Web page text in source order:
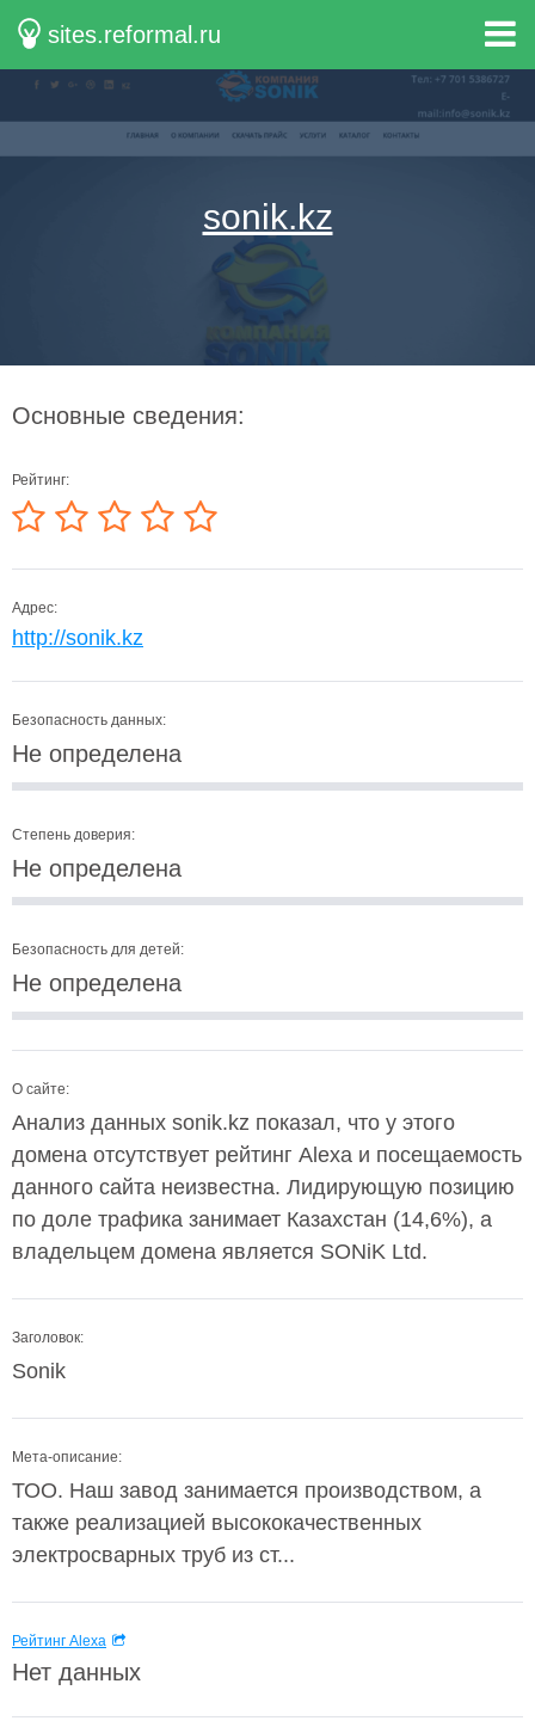
sites.reformal.ru
sonik.kz
Основные сведения:
Рейтинг:
Адрес:
http://sonik.kz
Безопасность данных:
Не определена
Степень доверия:
Не определена
Безопасность для детей:
Не определена
О сайте:
Анализ данных sonik.kz показал, что у этого
домена отсутствует рейтинг Alexa и посещаемость
данного сайта неизвестна. Лидирующую позицию
по доле трафика занимает Казахстан (14,6%), а
владельцем домена является SONiK Ltd.
Заголовок:
Sonik
Мета-описание:
ТОО. Наш завод занимается производством, а
также реализацией высококачественных
электросварных труб из ст...
Рейтинг Alexa
Нет данных